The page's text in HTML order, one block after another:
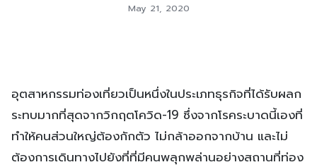
May 21, 2020
อุตสาหกรรมท่องเที่ยวเป็นหนึ่งในประเภทธุรกิจที่ได้รับผลก
ระทบมากที่สุดจากวิกฤตโควิด-19 ซึ่งจากโรคระบาดนี้เองที่
ทำให้คนส่วนใหญ่ต้องกักตัว ไม่กล้าออกจากบ้าน และไม่
ต้องการเดินทางไปยังที่ที่มีคนพลุกพล่านอย่างสถานที่ท่อง